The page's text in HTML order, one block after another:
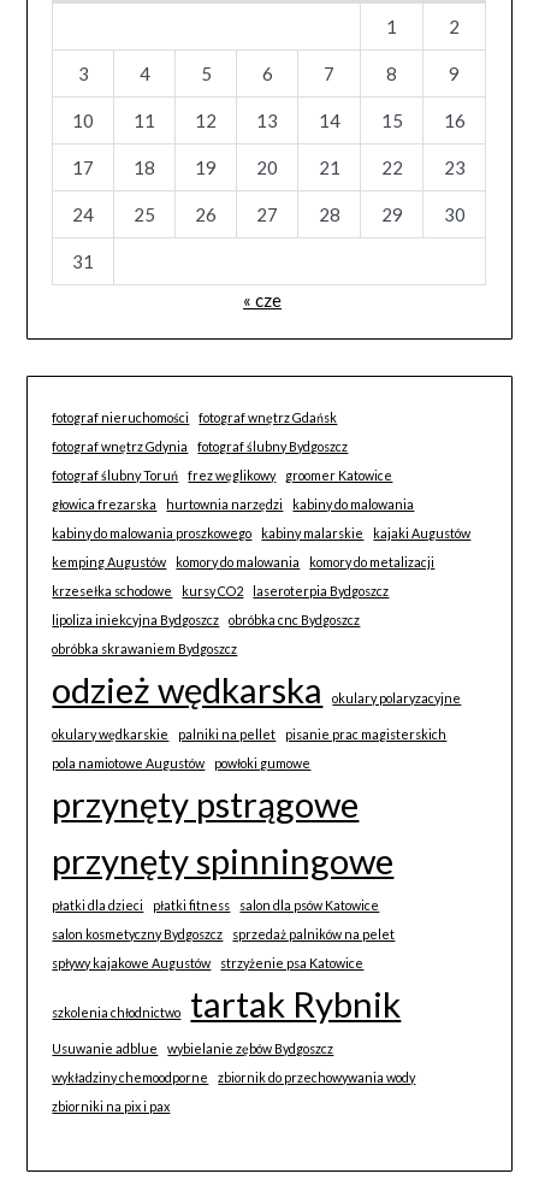
1
2
3 4 5 6 7 8 9
10 11 12 13 14 15 16
17 18 19 20 21 22 23
24 25 26 27 28 29 30
31
« cze
fotograf nieruchomości
fotograf wnętrz Gdańsk
fotograf wnętrz Gdynia
fotograf ślubny Bydgoszcz
fotograf ślubny Toruń
frez węglikowy
groomer Katowice
głowica frezarska
hurtownia narzędzi
kabiny do malowania
kabiny do malowania proszkowego
kabiny malarskie
kajaki Augustów
kemping Augustów
komory do malowania
komory do metalizacji
krzesełka schodowe
kursy CO2
laseroterpia Bydgoszcz
lipoliza iniekcyjna Bydgoszcz
obróbka cnc Bydgoszcz
obróbka skrawaniem Bydgoszcz
odzież wędkarska okulary polaryzacyjne
okulary wędkarskie palniki na pellet
pisanie prac magisterskich
pola namiotowe Augustów
powłoki gumowe
przynęty pstrągowe
przynęty spinningowe
płatki dla dzieci płatki fitness
salon dla psów Katowice
salon kosmetyczny Bydgoszcz
sprzedaż palników na pelet
spływy kajakowe Augustów
strzyżenie psa Katowice
szkolenia chłodnictwo tartak Rybnik
Usuwanie adblue
wybielanie zębów Bydgoszcz
wykładziny chemoodporne
zbiornik do przechowywania wody
zbiorniki na pix i pax